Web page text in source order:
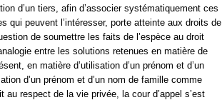
d’un tiers, afin d’associer systématiquement ces
qui peuvent l’intéresser, porte atteinte aux droits de
de soumettre les faits de l’espèce au droit
entre les solutions retenues en matière de
en matière d’utilisation d’un prénom et d’un
d’un prénom et d’un nom de famille comme
respect de la vie privée, la cour d’appel s’est